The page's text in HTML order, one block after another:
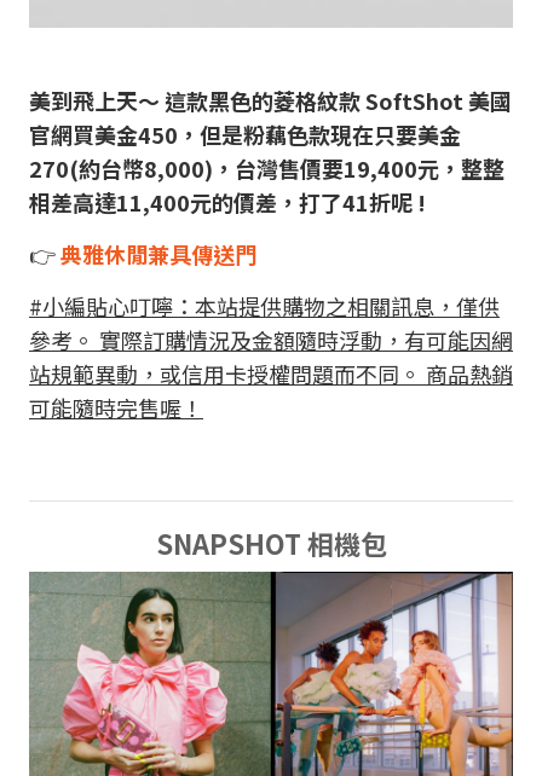
美到飛上天～ 這款黑色的菱格紋款 SoftShot 美國
官網買美金450，但是粉藕色款現在只要美金
270(約台幣8,000)，台灣售價要19,400元，整整
相差高達11,400元的價差，打了41折呢 !
👉典雅休閒兼具傳送門
#小編貼心叮嚀：本站提供購物之相關訊息，僅供
參考。 實際訂購情況及金額隨時浮動，有可能因網
站規範異動，或信用卡授權問題而不同。 商品熱銷
可能隨時完售喔！
SNAPSHOT 相機包